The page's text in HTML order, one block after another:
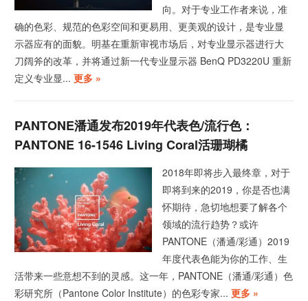
向。对于专业工作者来说，准
确的色彩、规范的色彩空间和更易用、更美观的设计，是专业显
示器应有的面貌。明基在重新审视市场后，对专业显示器进行大
刀阔斧的改革，并将通过新一代专业显示器 BenQ PD3220U 重新
定义专业显...更多 »
PANTONE潘通发布2019年代表色/流行色：
PANTONE 16-1546 Living Coral活珊瑚橘
2018年即将步入最终章，对于
即将到来的2019，你是否也满
怀期待，急切地想要了解各个
领域的流行趋势？或许
PANTONE（潘通/彩通）2019
年度代表色能为你的工作、生
活带来一些意想不到的灵感。这一年，PANTONE（潘通/彩通）色
彩研究所（Pantone Color Institute）的色彩专家...更多 »